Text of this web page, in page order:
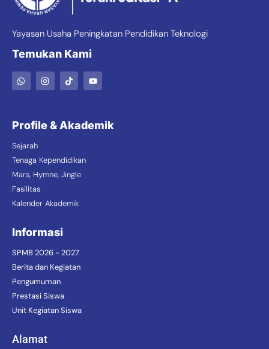
Yayasan Usaha Peningkatan Pendidikan Teknologi
Temukan Kami
Profile & Akademik
Sejarah
Tenaga Kependidikan
Mars, Hymne, Jingle
Fasilitas
Kalender Akademik
Informasi
SPMB 2026 - 2027
Berita dan Kegiatan
Pengumuman
Prestasi Siswa
Unit Kegiatan Siswa
Alamat